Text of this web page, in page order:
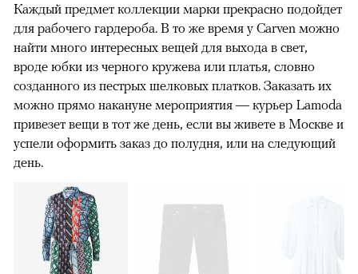
Каждый предмет коллекции марки прекрасно подойдет
для рабочего гардероба. В то же время у Carven можно
найти много интересных вещей для выхода в свет,
вроде юбки из черного кружева или платья, словно
созданного из пестрых шелковых платков. Заказать их
можно прямо накануне мероприятия — курьер Lamoda
привезет вещи в тот же день, если вы живете в Москве и
успели оформить заказ до полудня, или на следующий
день.